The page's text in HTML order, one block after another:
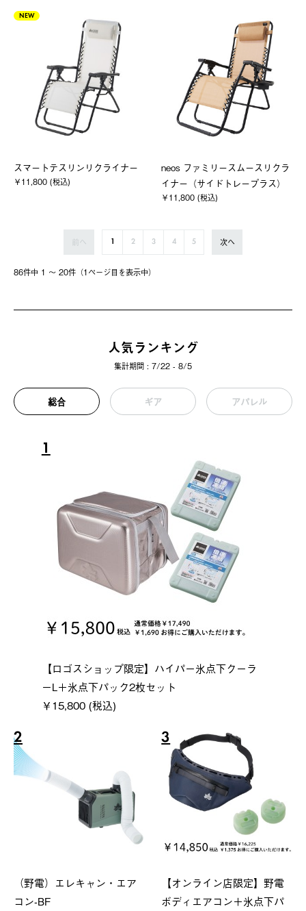
NEW
スマートテスリンリクライナー
￥11,800 (税込)
neos ファミリースムースリクラ
イナー（サイドトレープラス）
￥11,800 (税込)
86件中 1 〜 20件（1ページ⽬を表⽰中）
前へ 1 2 3 4 5 次へ
人気ランキング
集計期間 : 7/22 - 8/5
総合 ギア アパレル
1
【ロゴスショップ限定】ハイパー氷点下クーラ
ーL＋氷点下パック2枚セット
￥15,800 (税込)
2
（野電）エレキャン・エア
コン-BF
3
【オンライン店限定】野電
ボディエアコン＋氷点下パ